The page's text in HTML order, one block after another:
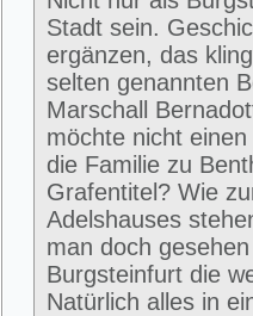
Stadt sein.
ergänzen, das
selten genannten
Marschall
möchte nicht
die Familie zu
Grafentitel? Wie
Adelshauses
man doch
Burgsteinfurt die
Natürlich alles in